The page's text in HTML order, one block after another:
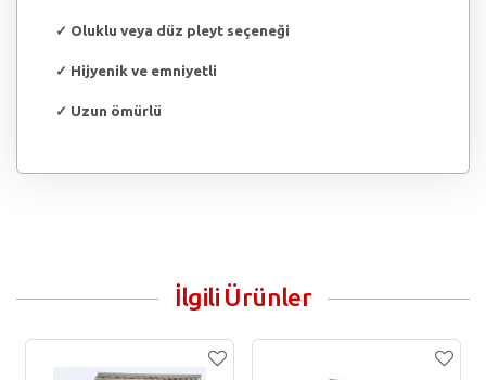
✓ Oluklu veya düz pleyt seçeneği
✓ Hijyenik ve emniyetli
✓ Uzun ömürlü
İlgili Ürünler